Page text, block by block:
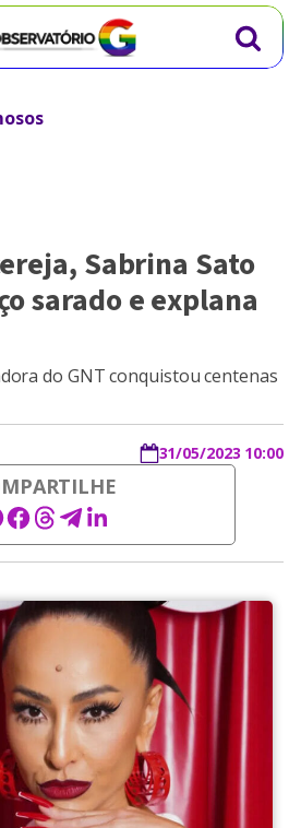
Sabrina Sato
sarado e explana
do GNT conquistou centenas
31/05/2023 10:00